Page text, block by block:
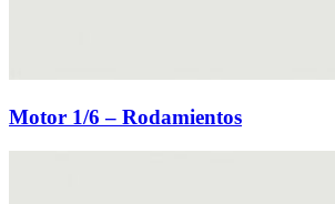
Motor 1/6 – Rodamientos